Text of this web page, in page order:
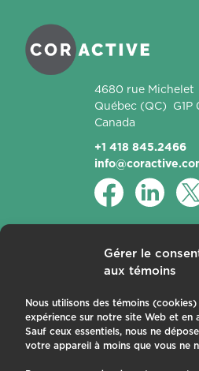
Gérer le
aux témoins
Nous utilisons des témoins
expérience sur notre site Web et en
Sauf ceux essentiels, nous ne
votre appareil à moins que vous ne
4680 rue Michelet
Québec (QC)
G1P
Canada
+1 418 845.2466
Produits
Fibres actives
Applications
À propos